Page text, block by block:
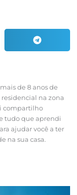
de 8 anos de
na zona
compartilho
tudo que aprendi
ajudar você a ter
na sua casa.